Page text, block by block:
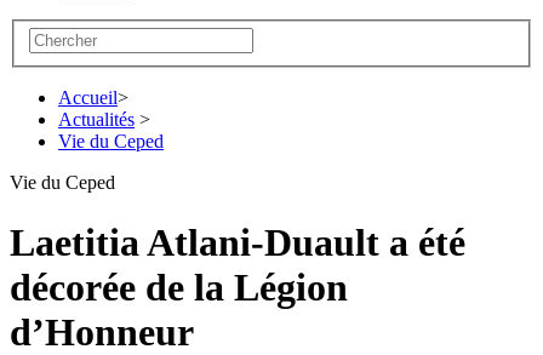
Accueil>
Actualités >
Vie du Ceped
Vie du Ceped
Laetitia Atlani-Duault a été
décorée de la Légion
d’Honneur